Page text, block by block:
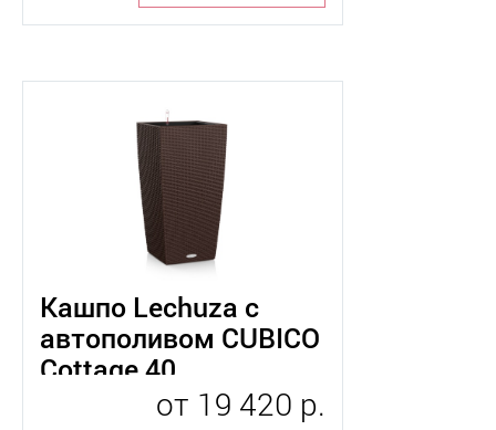
Кашпо Lechuza с
автополивом CUBICO
Cottage 40
от 19 420 р.